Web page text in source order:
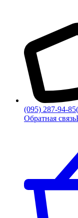
(095) 287-94-85
Обратная связь